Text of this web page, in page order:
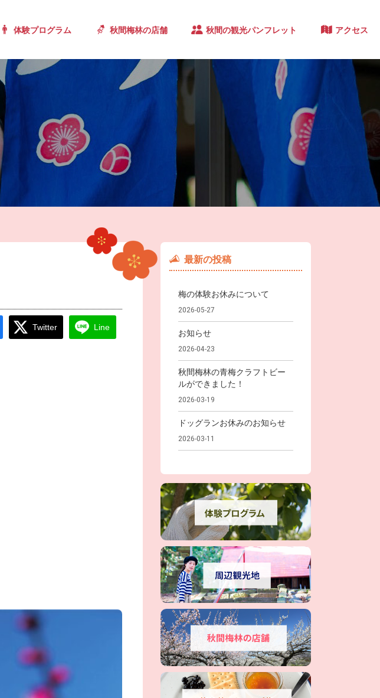
体験プログラム 秋間梅林の店舗 秋間の観光パンフレット アクセス
Twitter Line
最新の投稿
梅の体験お休みについて
2026-05-27
お知らせ
2026-04-23
秋間梅林の青梅クラフトビー
ルができました！
2026-03-19
ドッグランお休みのお知らせ
2026-03-11